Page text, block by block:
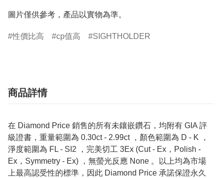
圖片僅供參考，產品以實物為準。
性價比高 cp值高 SIGHTHOLDER
商品詳情
在 Diamond Price 銷售的所有未鑲嵌鑽石，均附有 GIA 評
級證書，重量範圍為 0.30ct - 2.99ct ，顏色範圍為 D - K ，
淨度範圍為 FL - SI2 ，完美切工 3Ex (Cut - Ex，Polish -
Ex，Symmetry - Ex) ，無螢光反應 None 。以上均為市場
上最高認受性的標準，因此 Diamond Price 承諾保證永久